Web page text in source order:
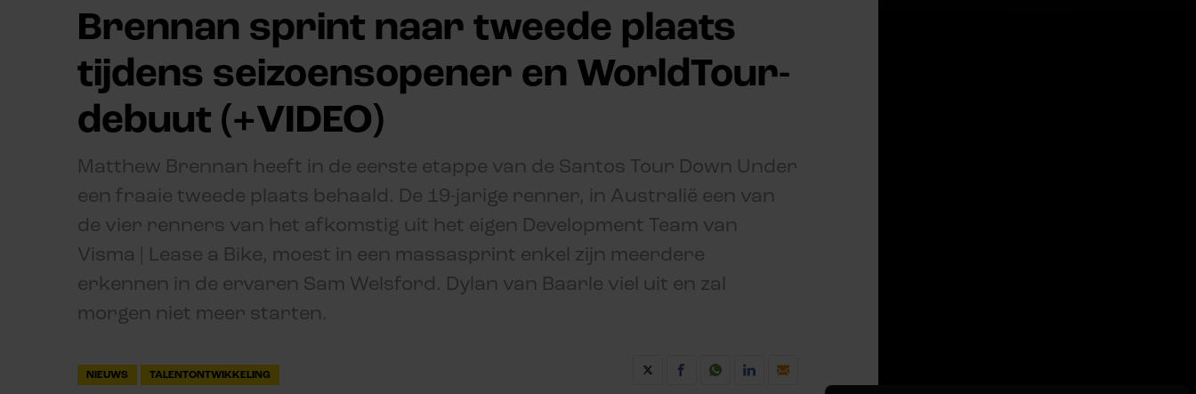
Brennan sprint naar tweede plaats
tijdens seizoensopener en WorldTour-
debuut (+VIDEO)
Matthew Brennan heeft in de eerste etappe van de Santos Tour Down Under
een fraaie tweede plaats behaald. De 19-jarige renner, in Australië een van
de vier renners van het afkomstig uit het eigen Development Team van
Visma | Lease a Bike, moest in een massasprint enkel zijn meerdere
erkennen in de ervaren Sam Welsford. Dylan van Baarle viel uit en zal
morgen niet meer starten.
NIEUWS TALENTONTWIKKELING